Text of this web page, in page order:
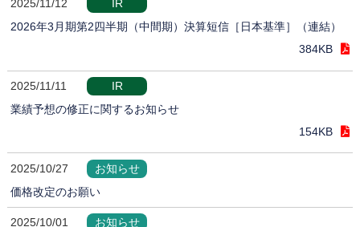
2025/11/12
IR
2026年3月期第2四半期（中間期）決算短信［日本基準］（連結）
384KB
2025/11/11
IR
業績予想の修正に関するお知らせ
154KB
2025/10/27
お知らせ
価格改定のお願い
2025/10/01 お知らせ